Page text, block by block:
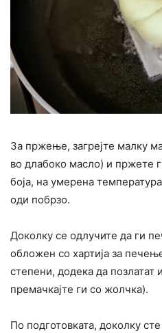
За пржење, загрејте малку
во длабоко масло) и пржете
боја, на умерена
оди побрзо.
Доколку се одлучите да ги
обложен со хартија за
степени, додека да позлатат
премачкајте ги со жолчка).
По подготовката, доколку